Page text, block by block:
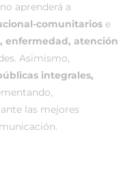
aprenderá a
comunitarios e
enfermedad, atención
Asimismo,
integrales,
las mejores